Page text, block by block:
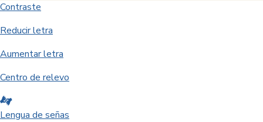
Contraste
Reducir letra
Aumentar letra
Centro de relevo
Lengua de señas